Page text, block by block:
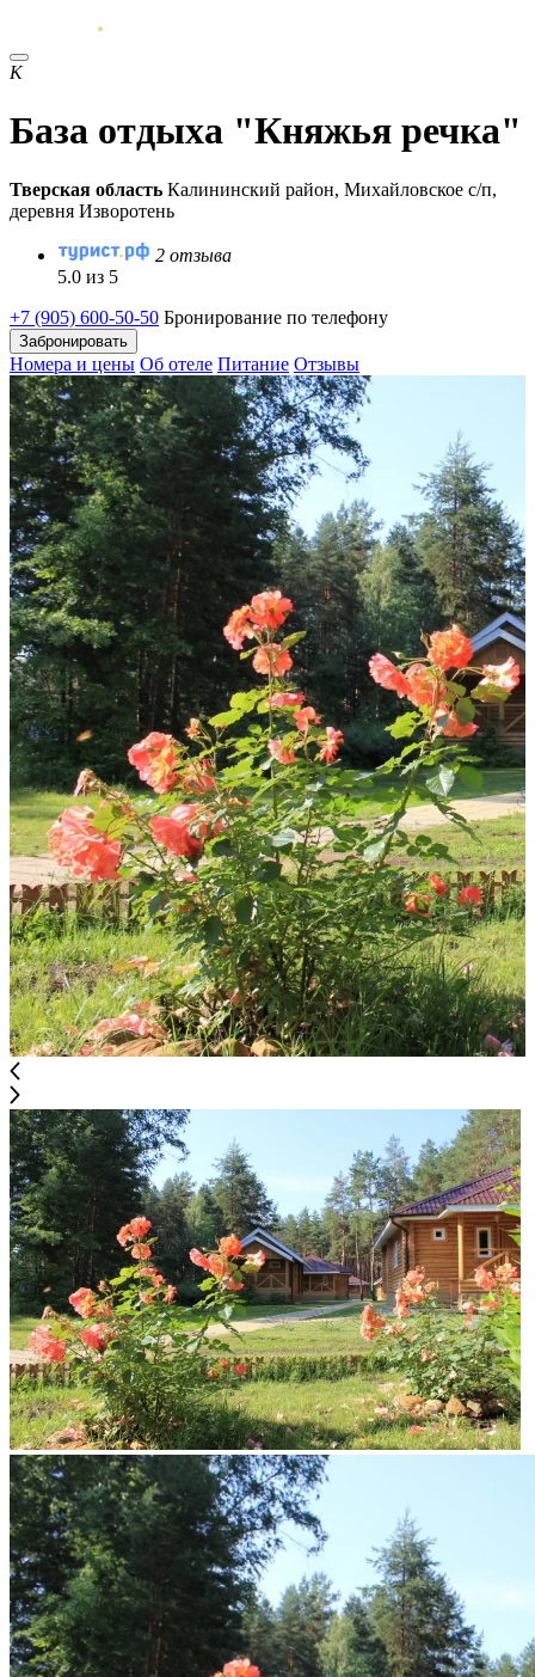
К
База отдыха "Княжья речка"
Тверская область Калининский район, Михайловское с/п,
деревня Изворотень
2 отзыва
5.0 из 5
+7 (905) 600-50-50 Бронирование по телефону
Забронировать
Номера и цены Об отеле Питание Отзывы